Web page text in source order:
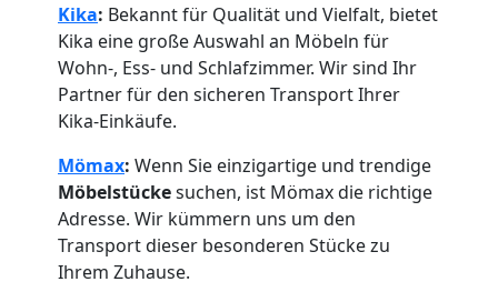
Kika: Bekannt für Qualität und Vielfalt, bietet
Kika eine große Auswahl an Möbeln für
Wohn-, Ess- und Schlafzimmer. Wir sind Ihr
Partner für den sicheren Transport Ihrer
Kika-Einkäufe.
Mömax: Wenn Sie einzigartige und trendige
Möbelstückesuchen, ist Mömax die richtige
Adresse. Wir kümmern uns um den
Transport dieser besonderen Stücke zu
Ihrem Zuhause.